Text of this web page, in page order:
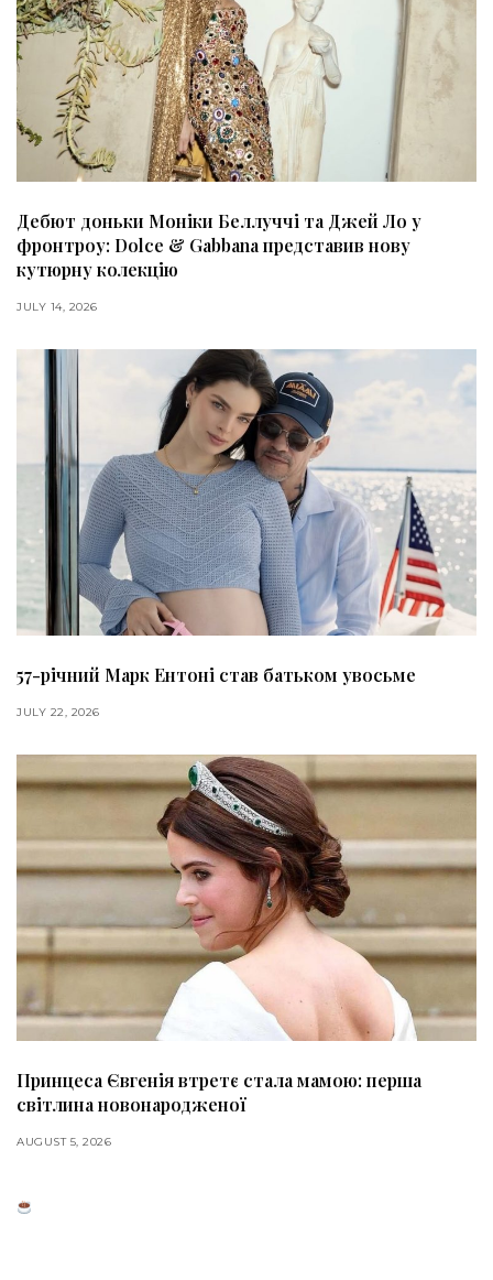
Дебют доньки Моніки Беллуччі та Джей Ло у
фронтроу: Dolce & Gabbana представив нову
кутюрну колекцію
JULY 14, 2026
57-річний Марк Ентоні став батьком увосьме
JULY 22, 2026
Принцеса Євгенія втретє стала мамою: перша
світлина новонародженої
AUGUST 5, 2026